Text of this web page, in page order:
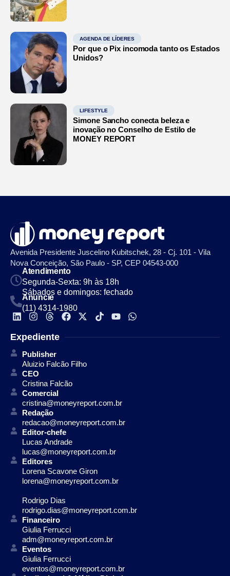
AGENDA DE LÍDERES
Por que o Pix incomoda tanto os Estados
Unidos?
LIFESTYLE
Simone Sancho conecta beleza e
inovação no Conselho de Estilo de
MONEY REPORT
Avenida Presidente Juscelino Kubitschek, 28 - Cj. 101 - Vila
Nova Conceição, São Paulo - SP, CEP 04543-000
Atendimento
Segunda-Sexta: 9h às 18h
Sábados e domingos: fechado
Anuncie
(11) 4314-1980
Expediente
Publisher
Aluizio Falcão Filho
CEO
Cristina Falcão
Comercial
cristina@moneyreport.com.br
Redação
redacao@moneyreport.com.br
Editor-chefe
Lucas Andrade
lucas@moneyreport.com.br
Editores
Lorena Scavone Giron
lorena@moneyreport.com.br
Rodrigo Dias
rodrigo.dias@moneyreport.com.br
Financeiro
Giulia Ferrucci
adm@moneyreport.com.br
Eventos
Giulia Ferrucci
eventos@moneyreport.com.br